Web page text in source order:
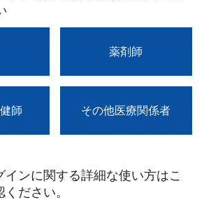
薬剤師
師 その他医療関係者
インに関する詳細な使い方はこ
ださい。​